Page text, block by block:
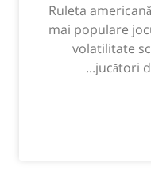
Ruleta
mai populare
volatilitate
jucători